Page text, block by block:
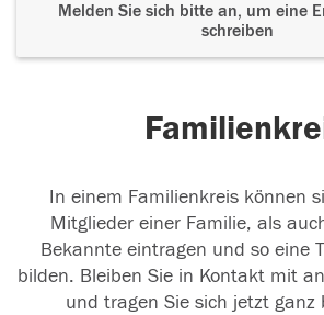
Melden Sie sich bitte an, um eine
schreiben
In einem Familienkreis können
Mitglieder einer Familie, als
Bekannte eintragen und so eine
bilden. Bleiben Sie in Kontakt mit
und tragen Sie sich jetzt ganz